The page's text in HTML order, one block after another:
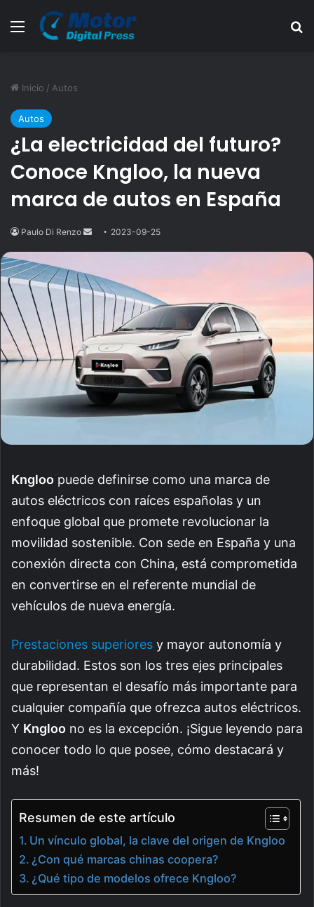
Menú
Inicio / Autos
Autos
¿La electricidad del futuro?
Conoce Kngloo, la nueva
marca de autos en España
Paulo Di Renzo
Send2023-09-25
Kngloo puede definirse como una marca de
autos eléctricos con raíces españolas y un
enfoque global que promete revolucionar la
movilidad sostenible. Con sede en España y una
conexión directa con China, está comprometida
en convertirse en el referente mundial de
vehículos de nueva energía.
Prestaciones superiores y mayor autonomía y
durabilidad. Estos son los tres ejes principales
que representan el desafío más importante para
cualquier compañía que ofrezca autos eléctricos.
Y Kngloo no es la excepción. ¡Sigue leyendo para
conocer todo lo que posee, cómo destacará y
más!
Resumen de este artículo
Un vínculo global, la clave del origen de Kngloo
¿Con qué marcas chinas coopera?
¿Qué tipo de modelos ofrece Kngloo?